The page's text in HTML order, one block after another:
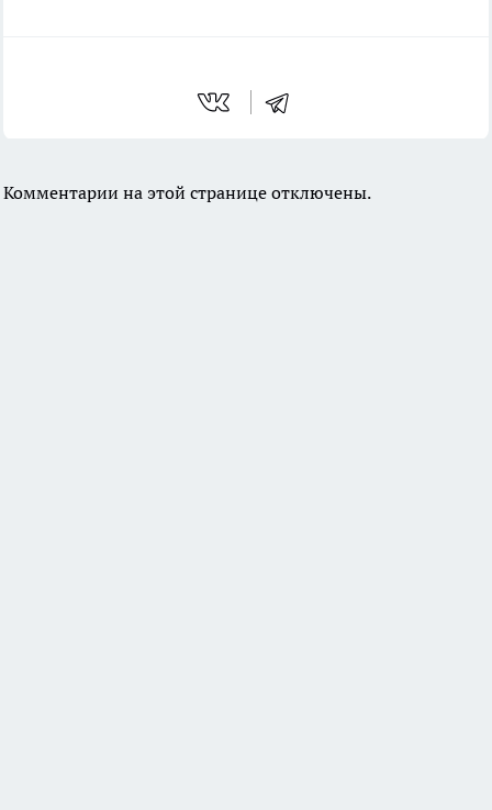
Комментарии на этой странице отключены.